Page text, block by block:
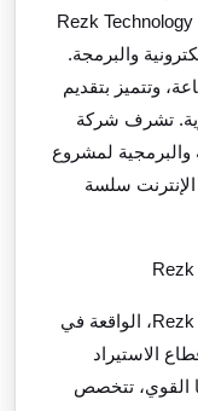
Rezk Technology
والبرمجة.
وتتميز بتقديم
تشرف شركة
والبرمجية لمشروع
سلسة
، الواقعة في
الاستيراد
القوي، تتخصص